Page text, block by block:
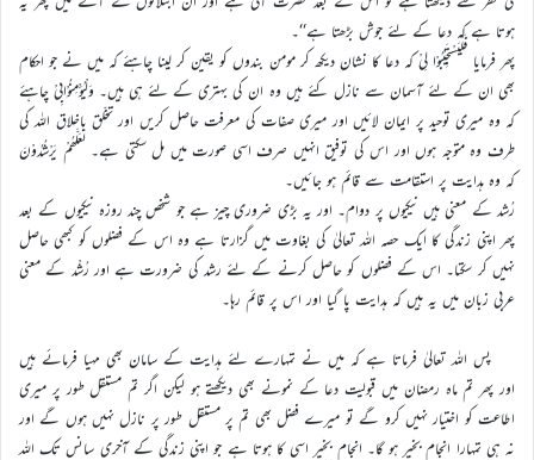
ہوتا ہے کہ دعا کے لئے جوش بڑھتا ہے‘‘۔
پھر فرمایا فَلْیَسْتَجِیْبُوْا لِیْ کہ دعا کا نشان دیکھ کر مومن بندوں کو یقین کر لینا چاہئے کہ میں نے جو احکام
بھی ان کے لئے آسمان سے نازل کئے ہیں وہ ان کی بہتری کے لئے ہی ہیں۔ وَلْیُؤْمِنُوْابِیْ چاہئے
کہ وہ میری توحید پر ایمان لائیں اور میری صفات کی معرفت حاصل کریں اور تخلّق باخلاق اللہ کی
طرف وہ متوجہ ہوں اور اس کی توفیق انہیں صرف اسی صورت میں مل سکتی ہے۔ لَعَلَّھُمْ یَرْشُدُوْنَ
کہ وہ ہدایت پر استقامت سے قائم ہو جائیں۔
رُشد کے معنی ہیں نیکیوں پر دوام۔ اور یہ بڑی ضروری چیز ہے جو شخص چند روزہ نیکیوں کے بعد
پھر اپنی زندگی کا ایک حصہ اللہ تعالیٰ کی بغاوت میں گزارتا ہے وہ اس کے فضلوں کو کبھی حاصل
نہیں کر سکتا۔ اس کے فضلوں کو حاصل کرنے کے لئے رشد کی ضرورت ہے اور رُشْد کے معنی
عربی زبان میں یہ ہیں کہ ہدایت پا گیا اور اس پر قائم رہا۔
پس اللہ تعالیٰ فرماتا ہے کہ میں نے تمہارے لئے ہدایت کے سامان بھی مہیا فرمائے ہیں
اور پھر تم ماہ رمضان میں قبولیت دعا کے نمونے بھی دیکھتے ہو لیکن اگر تم مستقل طور پر میری
اطاعت کو اختیار نہیں کرو گے تو میرے فضل بھی تم پر مستقل طور پر نازل نہیں ہوں گے اور
نہ ہی تمہارا انجام بخیر ہو گا۔ انجام بخیر اسی کا ہوتا ہے جو اپنی زندگی کے آخری سانس تک اللہ